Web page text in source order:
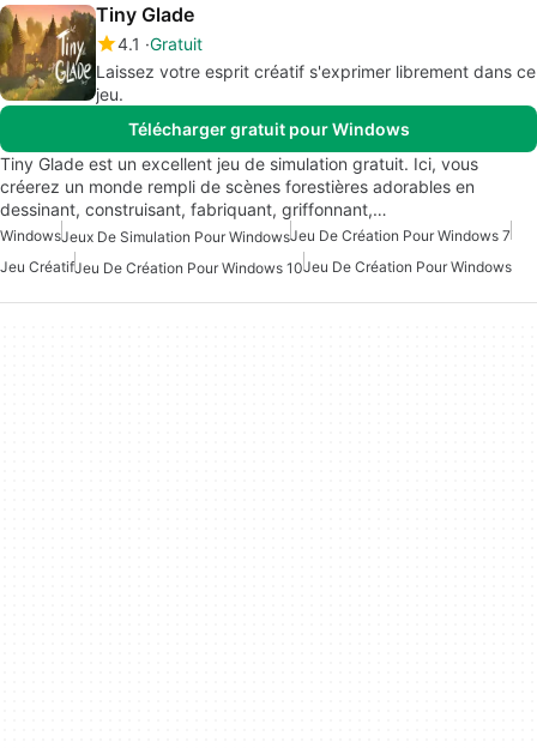
Tiny Glade
4.1 Gratuit
Laissez votre esprit créatif s'exprimer librement dans ce
jeu.
Télécharger gratuit pour Windows
Tiny Glade est un excellent jeu de simulation gratuit. Ici, vous
créerez un monde rempli de scènes forestières adorables en
dessinant, construisant, fabriquant, griffonnant,…
WindowsJeux De Simulation Pour WindowsJeu De Création Pour Windows 7
Jeu CréatifJeu De Création Pour Windows 10Jeu De Création Pour Windows